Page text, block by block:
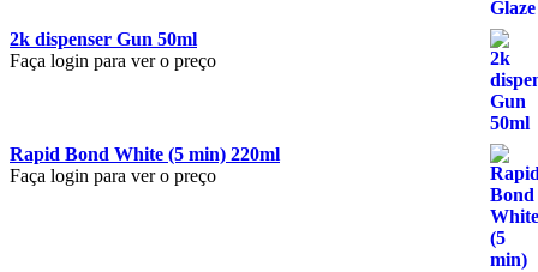
2k dispenser Gun 50ml
Faça login para ver o preço
Rapid Bond White (5 min) 220ml
Faça login para ver o preço